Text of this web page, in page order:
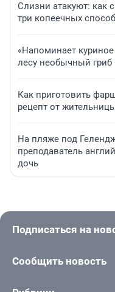
Слизни атакуют: как
три копеечных
«Напоминает
лесу необычный гриб
Как приготовить
рецепт от
На пляже под
преподаватель
дочь
Подписаться на
Сообщить новость